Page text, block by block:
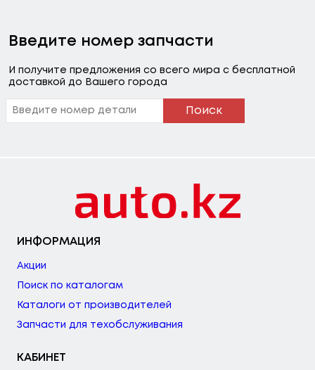
Введите номер запчасти
И получите предложения со всего мира с бесплатной
доставкой до Вашего города
Поиск
ИНФОРМАЦИЯ
Акции
Поиск по каталогам
Каталоги от производителей
Запчасти для техобслуживания
КАБИНЕТ